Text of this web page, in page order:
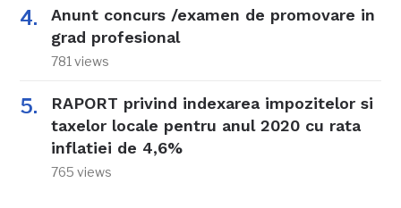
Anunt concurs /examen de promovare in
grad profesional
781 views
RAPORT privind indexarea impozitelor si
taxelor locale pentru anul 2020 cu rata
inflatiei de 4,6%
765 views